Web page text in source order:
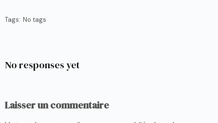
Tags: No tags
No responses yet
Laisser un commentaire